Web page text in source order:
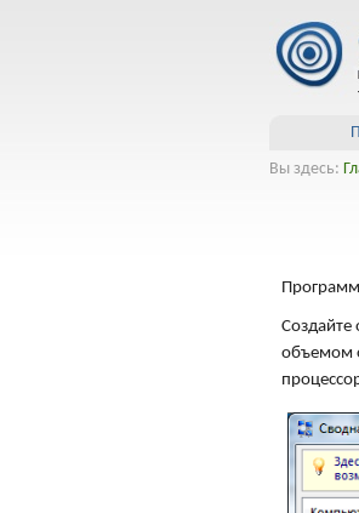
Вы здесь:
объемом